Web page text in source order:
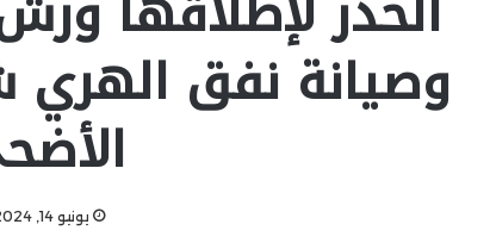
وصيانة نفق الهري
يونيو 14, 2024